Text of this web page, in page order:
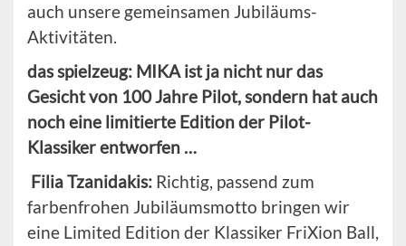
auch unsere gemeinsamen Jubiläums-
Aktivitäten.
das spielzeug: MIKA ist ja nicht nur das
Gesicht von 100 Jahre Pilot, sondern hat auch
noch eine limitierte Edition der Pilot-
Klassiker entworfen …
FiliaTzanidakis: Richtig, passend zum
farbenfrohen Jubiläumsmotto bringen wir
eine Limited Edition der Klassiker FriXion Ball,